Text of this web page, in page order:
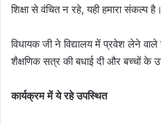
शिक्षा से वंचित न रहे, यही हमारा संकल्प
विधायक जी ने विद्यालय में प्रवेश लेने वाले
शैक्षणिक सत्र की बधाई दी और बच्चों के
कार्यक्रम में ये रहे उपस्थित